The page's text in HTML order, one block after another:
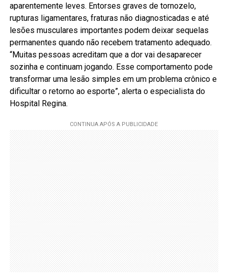
aparentemente leves. Entorses graves de tornozelo,
rupturas ligamentares, fraturas não diagnosticadas e até
lesões musculares importantes podem deixar sequelas
permanentes quando não recebem tratamento adequado.
“Muitas pessoas acreditam que a dor vai desaparecer
sozinha e continuam jogando. Esse comportamento pode
transformar uma lesão simples em um problema crônico e
dificultar o retorno ao esporte”, alerta o especialista do
Hospital Regina.